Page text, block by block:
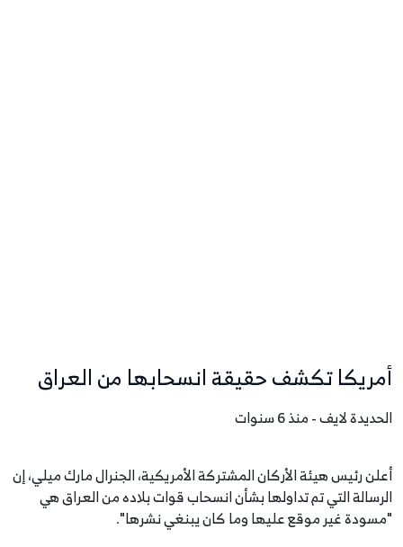
أمريكا تكشف حقيقة انسحابها من العراق
الحديدة لايف - منذ 6 سنوات
أعلن رئيس هيئة الأركان المشتركة الأمريكية، الجنرال مارك ميلي، إن
الرسالة التي تم تداولها بشأن انسحاب قوات بلاده من العراق هي
"مسودة غير موقع عليها وما كان يبنغي نشرها".